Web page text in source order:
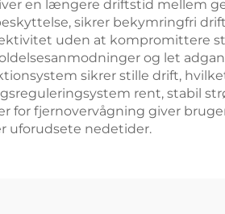
en længere driftstid mellem
sikrer bekymringfri
uden at kompromittere
og let
sikrer stille drift,
rent, stabil
for fjernovervågning giver
uforudsete nedetider.